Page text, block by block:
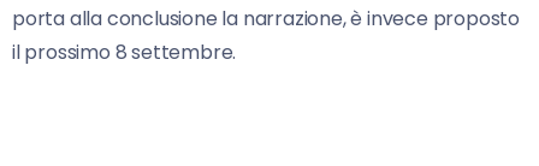
porta alla conclusione la narrazione, è invece proposto
il prossimo 8 settembre.